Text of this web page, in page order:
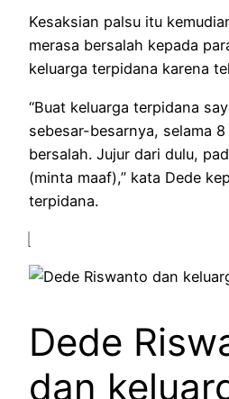
Kesaksian palsu itu
merasa bersalah kepada
keluarga terpidana karena
“Buat keluarga terpidana
sebesar-besarnya, selama
bersalah. Jujur dari dulu,
(minta maaf),” kata Dede
terpidana.
Dede
dan